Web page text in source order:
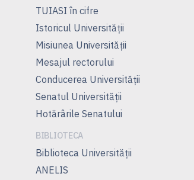
TUIASI în cifre
Istoricul Universităţii
Misiunea Universităţii
Mesajul rectorului
Conducerea Universităţii
Senatul Universității
Hotărârile Senatului
BIBLIOTECA
Biblioteca Universității
ANELIS